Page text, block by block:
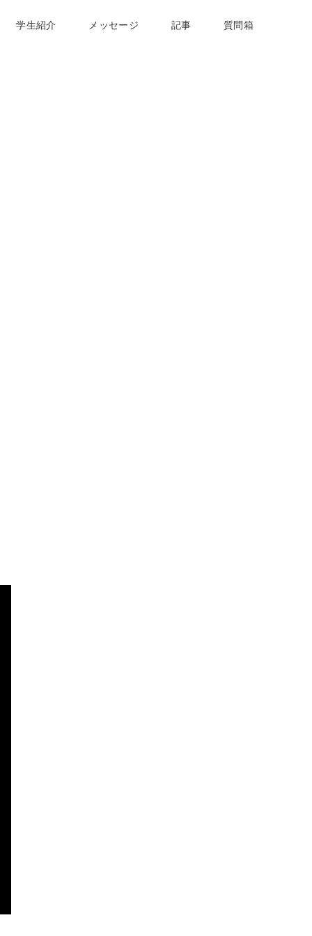
学生紹介 メッセージ 記事 質問箱